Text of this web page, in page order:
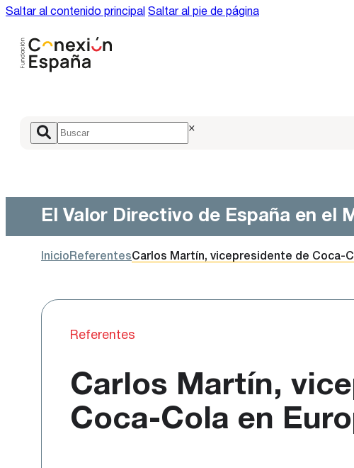
Saltar al contenido principal Saltar al pie de página
×
El Valor Directivo de España en el
Inicio ReferentesCarlos Martín, vicepresidente de Coca-
Referentes
Carlos Martín,
Coca-Cola en